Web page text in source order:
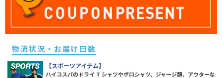
物流状況・お届け日数
【スポーツアイテム】
ハイコスパのドライ T シャツやポロシャツ、ジャージ類、アウターな